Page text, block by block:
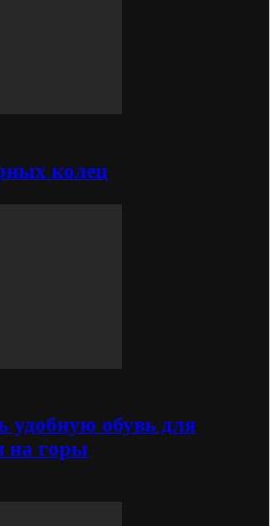
колец
удобную обувь для
на горы